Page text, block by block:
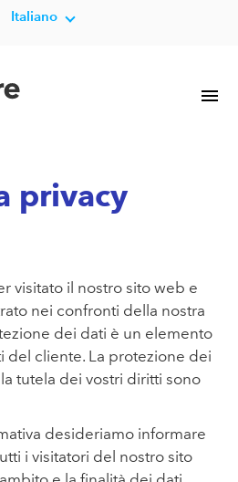
Italiano
privacy
visitato il nostro sito web e
nei confronti della nostra
dei dati è un elemento
del cliente. La protezione dei
tutela dei vostri diritti sono
desideriamo informare
i visitatori del nostro sito